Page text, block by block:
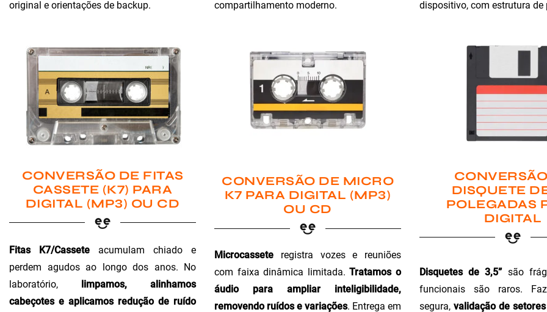
original e orientações de backup.
compartilhamento moderno.
dispositivo, com estrutura
CONVERSÃO DE FITAS
CASSETE (K7) PARA
DIGITAL (MP3) OU CD
Fitas K7/Cassete acumulam chiado e
perdem agudos ao longo dos anos. No
laboratório, limpamos, alinhamos
cabeçotes e aplicamos redução de ruído
CONVERSÃO DE MICRO
K7 PARA DIGITAL (MP3)
OU CD
Microcassete registra vozes e reuniões
com faixa dinâmica limitada.Tratamos o
áudio para ampliar inteligibilidade,
removendo ruídos e variações. Entrega em
DISQUETE
POLEGADAS
DIGITAL
Disquetes de 3,5”são
funcionais são raros.
segura, validação de